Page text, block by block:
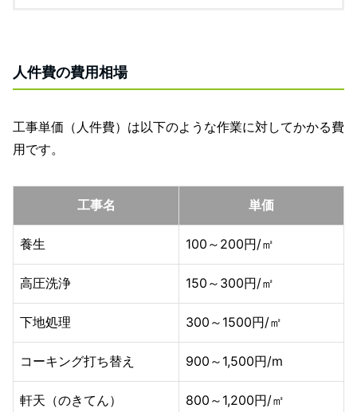
人件費の費用相場
工事単価（人件費）は以下のような作業に対してかかる費
用です。
工事名 単価
養生 100～200円/㎡
高圧洗浄 150～300円/㎡
下地処理 300～1500円/㎡
コーキング打ち替え 900～1,500円/m
軒天（のきてん） 800～1,200円/㎡